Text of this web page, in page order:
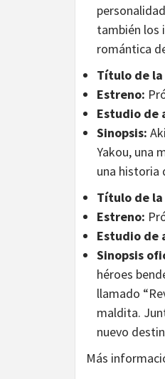
también los
romántica
Título de la
Estreno:
Estudio de
Sinopsis:
Yakou, una
una historia
Título de la
Estreno:
Estudio de
Sinopsis
héroes
llamado
maldita.
nuevo
Más